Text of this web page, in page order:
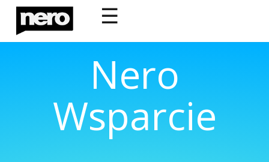
☰
Nero
Wsparcie